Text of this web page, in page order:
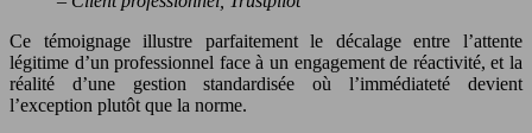
Ce témoignage illustre parfaitement le décalage entre l’attente
légitime d’un professionnel face à un engagement de réactivité, et la
réalité d’une gestion standardisée où l’immédiateté devient
l’exception plutôt que la norme.